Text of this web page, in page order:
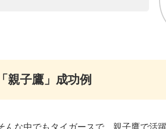
親子鷹」成功例
んな中でもタイガースで、親子鷹で活